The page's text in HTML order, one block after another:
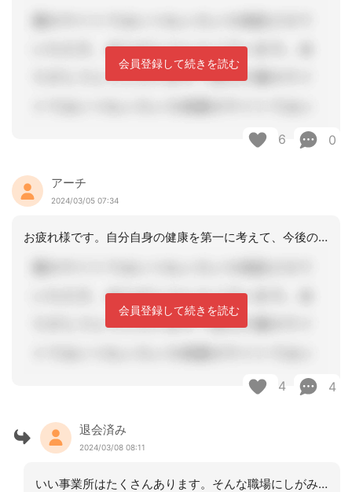
会員登録して続きを読む
6 0
アーチ
2024/03/05 07:34
お疲れ様です。自分自身の健康を第一に考えて、今後のことを検討されるのがいいと感じ
会員登録して続きを読む
4 4
退会済み
2024/03/08 08:11
いい事業所はたくさんあります。そんな職場にしがみつく事はないと思います。ご自分を